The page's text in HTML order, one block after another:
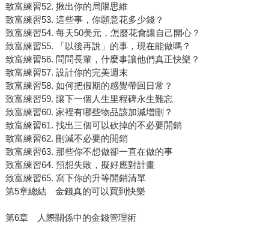
致富練習52. 揪出你的局限思維
致富練習53. 這些事，你願意花多少錢？
致富練習54. 每天50美元，怎麼花會讓自己開心？
致富練習55. 「以後再說」的事，現在能做嗎？
致富練習56. 問問長輩，什麼事讓他們真正快樂？
致富練習57. 設計你的完美週末
致富練習58. 如何把假期的感覺帶回日常？
致富練習59. 讓下一個人生里程碑永生難忘
致富練習60. 家裡有哪些物品該加減增刪？
致富練習61. 找出三個可以砍掉的不必要開銷
致富練習62. 刪減不必要的開銷
致富練習63. 那些你不想做卻一直在做的事
致富練習64. 預想失敗，擬好應對計畫
致富練習65. 寫下你的升等開銷清單
第5章總結 金錢真的可以買到快樂
第6章 人際關係中的金錢管理術